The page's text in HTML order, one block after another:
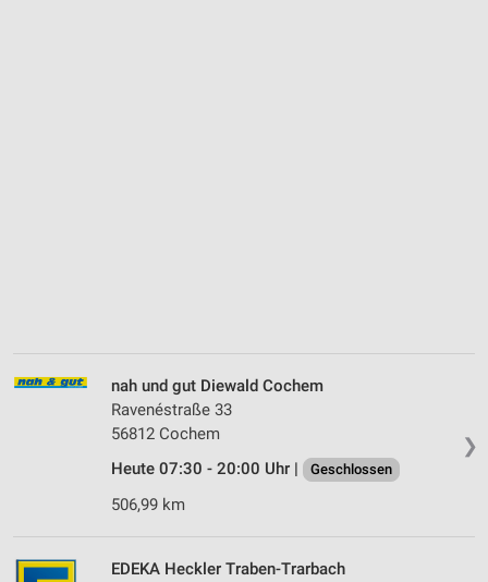
❯
nah und gut Diewald Cochem
Ravenéstraße 33
56812 Cochem
Heute 07:30 - 20:00 Uhr |
Geschlossen
506,99 km
EDEKA Heckler Traben-Trarbach